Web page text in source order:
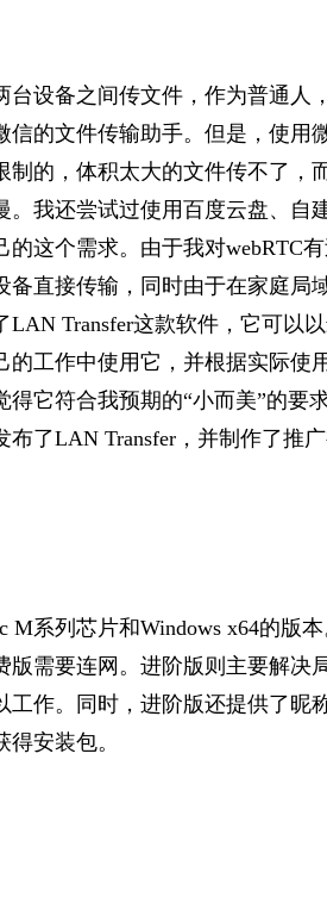
台设备之间传文件，作为普通人
信的文件传输助手。但是，使用
制的，体积太大的文件传不了，
。我还尝试过使用百度云盘、自
的这个需求。由于我对webRTC
备直接传输，同时由于在家庭局
LAN Transfer这款软件，它可以
的工作中使用它 ，并根据实际使
得它符合我预期的“小而美”的要
布了LAN Transfer，并制作了推
M系列芯片和Windows x64的版
版需要连网。进阶版则主要解决
工作。同时，进阶版还提供了昵
安装包。